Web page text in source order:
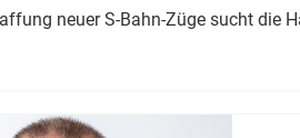
neuer S-Bahn-Züge sucht die